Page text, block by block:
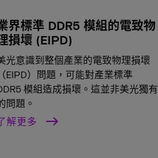
界標準 DDR5 模組的電致物
損壞 (EIPD)
光意識到整個產業的電致物理損壞
EIPD）問題，可能對產業標準
模組造成損壞。這並非美光獨有
問題。
解更多